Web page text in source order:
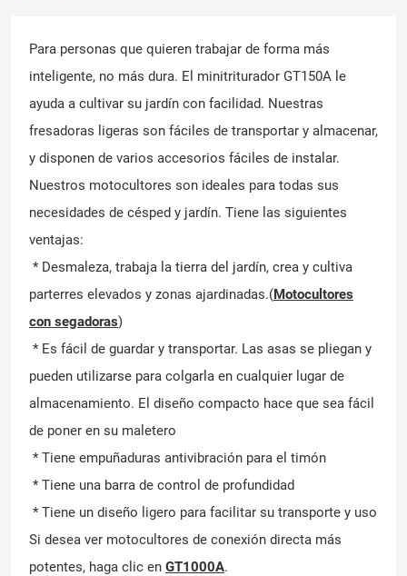
Para personas que quieren trabajar de forma más
inteligente, no más dura. El minitriturador GT150A le
ayuda a cultivar su jardín con facilidad. Nuestras
fresadoras ligeras son fáciles de transportar y almacenar,
y disponen de varios accesorios fáciles de instalar.
Nuestros motocultores son ideales para todas sus
necesidades de césped y jardín. Tiene las siguientes
ventajas:
* Desmaleza, trabaja la tierra del jardín, crea y cultiva
parterres elevados y zonas ajardinadas.(Motocultores
con segadoras)
* Es fácil de guardar y transportar. Las asas se pliegan y
pueden utilizarse para colgarla en cualquier lugar de
almacenamiento. El diseño compacto hace que sea fácil
de poner en su maletero
* Tiene empuñaduras antivibración para el timón
* Tiene una barra de control de profundidad
* Tiene un diseño ligero para facilitar su transporte y uso
Si desea ver motocultores de conexión directa más
potentes, haga clic en GT1000A.